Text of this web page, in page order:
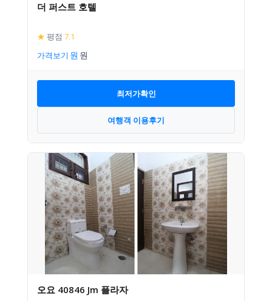
더 퍼스트 호텔
★ 평점 7.1
가격보기
최저가확인
여행객 이용후기
오요 40846 Jm 플라자